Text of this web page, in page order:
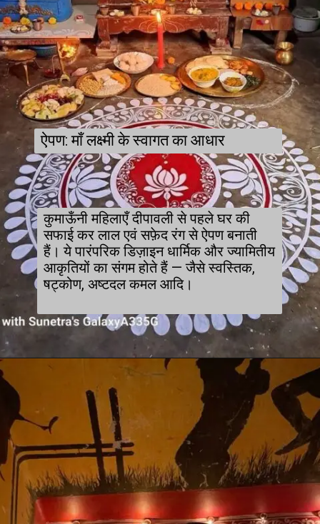
कुमाऊँनी महिलाएँ दीपावली से पहले घर की
सफाई कर लाल एवं सफ़ेद रंग से ऐपण बनाती
हैं। ये पारंपरिक डिज़ाइन धार्मिक और ज्यामितीय
आकृतियों का संगम होते हैं — जैसे स्वस्तिक,
षट्कोण, अष्टदल कमल आदि।
ऐपण: माँ लक्ष्मी के स्वागत का आधार